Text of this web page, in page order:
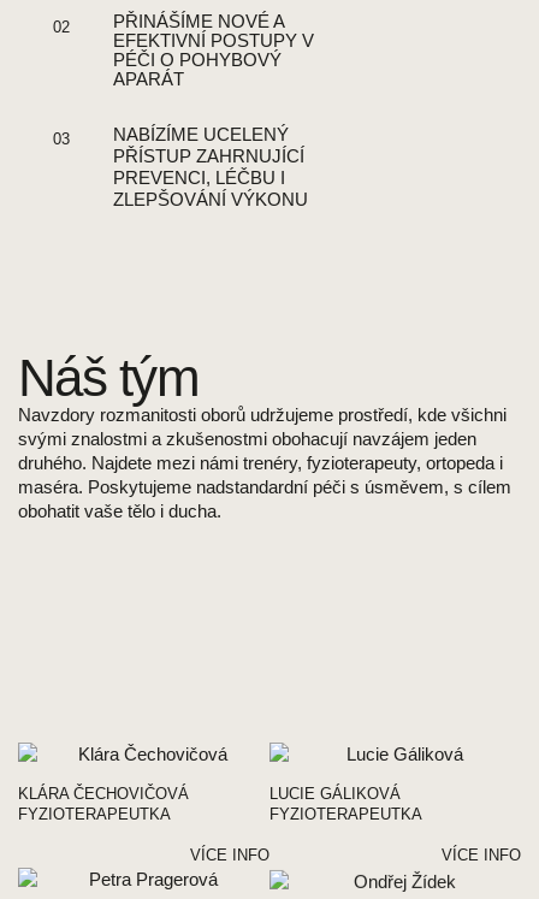
02
PŘINÁŠÍME NOVÉ A
EFEKTIVNÍ POSTUPY V
PÉČI O POHYBOVÝ
APARÁT
03
NABÍZÍME UCELENÝ
PŘÍSTUP ZAHRNUJÍCÍ
PREVENCI, LÉČBU I
ZLEPŠOVÁNÍ VÝKONU
Náš tým
Navzdory rozmanitosti oborů udržujeme prostředí, kde všichni
svými znalostmi a zkušenostmi obohacují navzájem jeden
druhého. Najdete mezi námi trenéry, fyzioterapeuty, ortopeda i
maséra. Poskytujeme nadstandardní péči s úsměvem, s cílem
obohatit vaše tělo i ducha.
KLÁRA ČECHOVIČOVÁ
FYZIOTERAPEUTKA
VÍCE INFO
LUCIE GÁLIKOVÁ
FYZIOTERAPEUTKA
VÍCE INFO